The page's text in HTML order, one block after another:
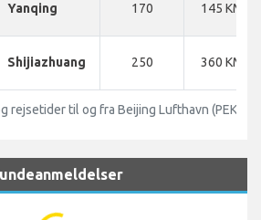
Yanqing 170 145 KM
Shijiazhuang 250 360 KM
rejsetider til og fra Beijing Lufthavn (PEK)